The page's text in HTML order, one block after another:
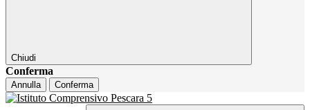
Chiudi
Conferma
Annulla Conferma